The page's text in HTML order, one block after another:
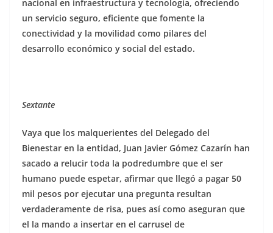
nacional en infraestructura y tecnología, ofreciendo
un servicio seguro, eficiente que fomente la
conectividad y la movilidad como pilares del
desarrollo económico y social del estado.
Sextante
Vaya que los malquerientes del Delegado del
Bienestar en la entidad, Juan Javier Gómez Cazarín han
sacado a relucir toda la podredumbre que el ser
humano puede espetar, afirmar que llegó a pagar 50
mil pesos por ejecutar una pregunta resultan
verdaderamente de risa, pues así como aseguran que
el la mando a insertar en el carrusel de